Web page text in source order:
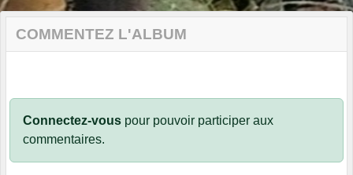
COMMENTEZ L'ALBUM
Connectez-vous pour pouvoir participer aux
commentaires.